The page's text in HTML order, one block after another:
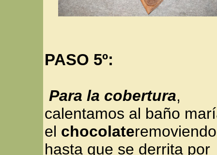
PASO 5º:
Para la cobertura,
calentamos al baño
el chocolateremoviendo
hasta que se derrita por